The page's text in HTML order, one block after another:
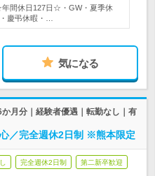
間休日127日☆・GW・夏季休
慶弔休暇・…
気になる
月分｜経験者優遇｜転勤なし｜有
／完全週休2日制 ※熊本限定
完全週休2日制 第二新卒歓迎